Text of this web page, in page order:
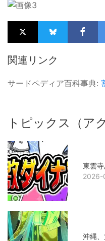
関連リンク
サードペディア百科事典:
トピックス（ア
東雲寺
2026-
沖縄